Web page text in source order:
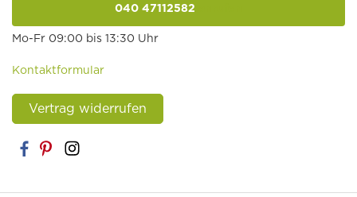
040 47112582
Mo-Fr 09:00 bis 13:30 Uhr
Kontaktformular
Vertrag widerrufen